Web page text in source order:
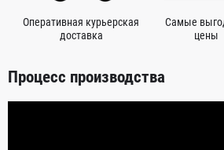
Оперативная курьерская
доставка
Самые
цены
Процесс производства